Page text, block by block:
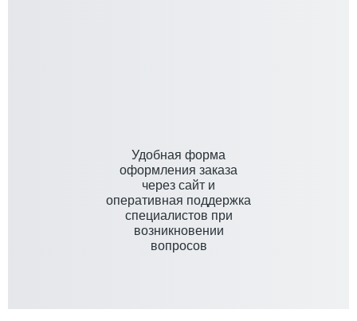
Удобная форма
оформления заказа
через сайт и
оперативная поддержка
специалистов при
возникновении
вопросов